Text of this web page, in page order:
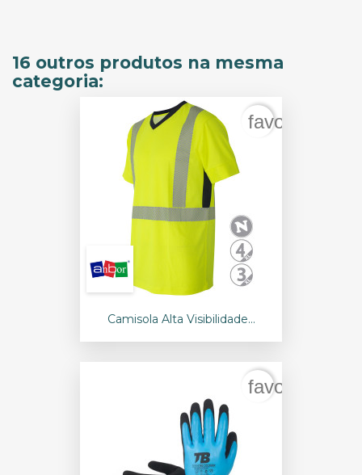
16 outros produtos na mesma
categoria:
Camisola Alta Visibilidade...